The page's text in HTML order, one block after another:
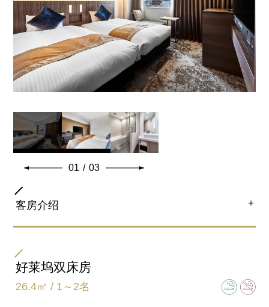
加床
加床(不可)/加婴儿床(不可)
同床儿童限定1名。
全室客房设备及备品
01 / 03
客房介绍 ＋
双床房
好莱坞双床房
26.4㎡ / 1～2名